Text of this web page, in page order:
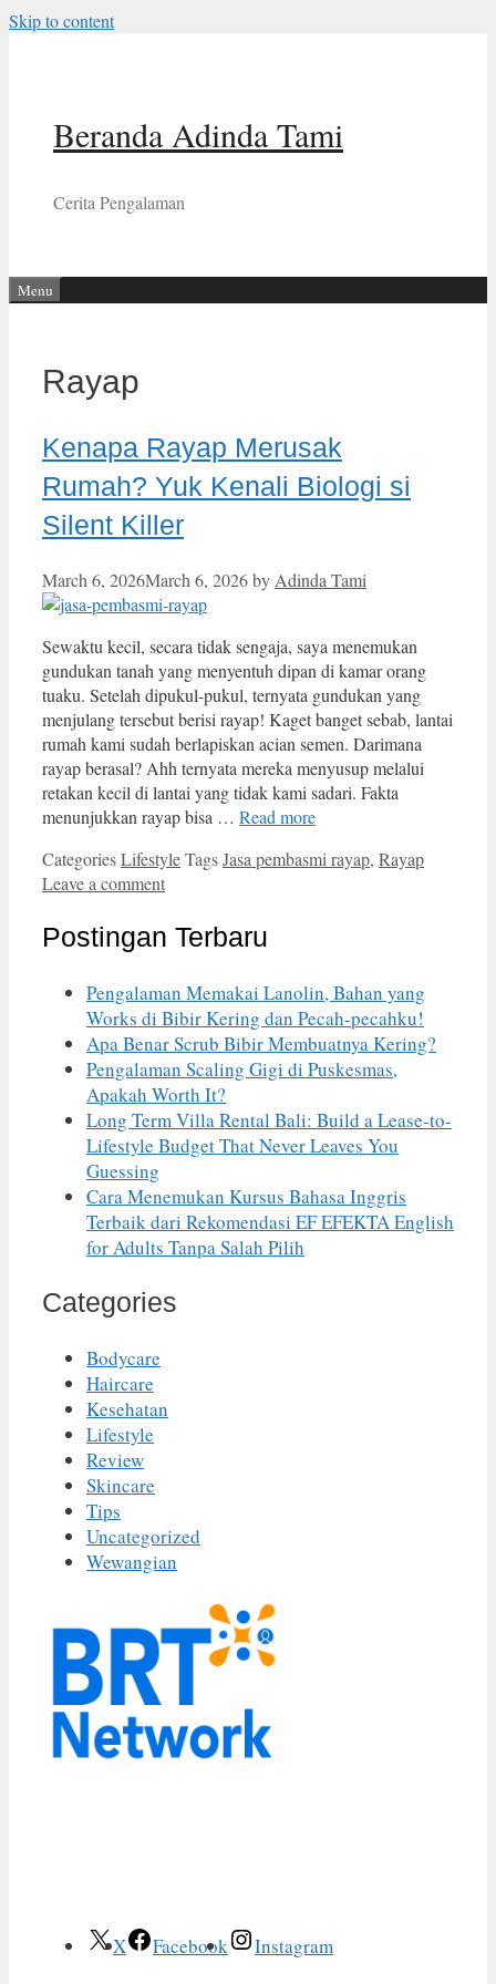
Skip to content
Beranda Adinda Tami
Cerita Pengalaman
Menu
Rayap
Kenapa Rayap Merusak
Rumah? Yuk Kenali Biologi si
Silent Killer
March 6, 2026March 6, 2026by Adinda Tami
Sewaktu kecil, secara tidak sengaja, saya menemukan
gundukan tanah yang menyentuh dipan di kamar orang
tuaku. Setelah dipukul-pukul, ternyata gundukan yang
menjulang tersebut berisi rayap! Kaget banget sebab, lantai
rumah kami sudah berlapiskan acian semen. Darimana
rayap berasal? Ahh ternyata mereka menyusup melalui
retakan kecil di lantai yang tidak kami sadari. Fakta
menunjukkan rayap bisa … Read more
CategoriesLifestyleTagsJasa pembasmi rayap, Rayap
Leave a comment
Postingan Terbaru
Pengalaman Memakai Lanolin, Bahan yang
Works di Bibir Kering dan Pecah-pecahku!
Apa Benar Scrub Bibir Membuatnya Kering?
Pengalaman Scaling Gigi di Puskesmas,
Apakah Worth It?
Long Term Villa Rental Bali: Build a Lease-to-
Lifestyle Budget That Never Leaves You
Guessing
Cara Menemukan Kursus Bahasa Inggris
Terbaik dari Rekomendasi EF EFEKTA English
for Adults Tanpa Salah Pilih
Categories
Bodycare
Haircare
Kesehatan
Lifestyle
Review
Skincare
Tips
Uncategorized
Wewangian
X Facebook Instagram